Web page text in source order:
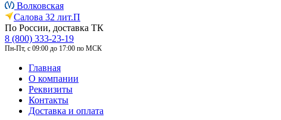
Волковская
Салова 32 лит.П
По России, доставка ТК
8 (800) 333-23-19
Пн-Пт, с 09:00 до 17:00 по МСК
Главная
О компании
Реквизиты
Контакты
Доставка и оплата